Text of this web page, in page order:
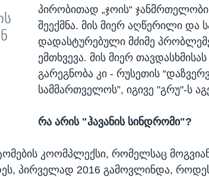
პირობითად „ჯოის“
შეექმნა. მის მიერ აღწერილი და
დადასტურებული მძიმე
ემთხვევა. მის მიერ
გარეგნობა კი - რუსეთის
სამმართველოს”, იგივე "გრუ"-ს
რა არის "ჰავანის სინდრომი"?
კოომპლექსი, რომელსაც
პირველად 2016 გამოვლინდა,